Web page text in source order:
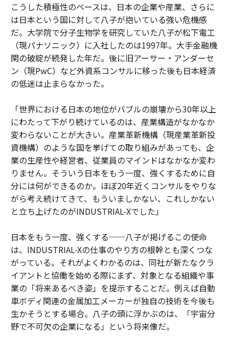
こうした積極性のベースは、日本の企業や産業、さらに
は日本という国に対して八子が抱いている強い危機感
だ。大学院で分子生物学を研究していた八子が松下電工
（現パナソニック）に入社したのは1997年。大手金融機
関の破綻が続発した年だ。後に旧アーサー・アンダーセ
ン（現PwC）など外資系コンサルに移った後も日本経済
の低迷は止まらなかった。
「世界における日本の地位がバブルの崩壊から30年以上
にわたって下がり続けているのは、産業構造がなかなか
変わらないことが大きい。産業革新機構（現産業革新投
資機構）のような国を挙げての取り組みがあっても、企
業の生産性や経営者、従業員のマインドはなかなか変わ
りません。そういう日本をもう一度、強くするために自
分には何ができるのか。ほぼ20年近くコンサルをやりな
がら考え続けてきて、もういましかない、これしかない
と立ち上げたのがINDUSTRIAL-Xでした」
日本をもう一度、強くする──八子が掲げるこの使命
は、INDUSTRIAL-Xの仕事のやり方の根幹とも深くつな
がっている。それがよくわかるのは、同社が新たなクラ
イアントと協働を始める際にまず、対象となる組織や事
業の「将来あるべき姿」を提示することだ。例えば自動
車ボディ関連の金属加工メーカーが独自の技術を今後も
生かそうとする場合。八子の頭に浮かぶのは、「宇宙分
野で不可欠の企業になる」という将来像だ。